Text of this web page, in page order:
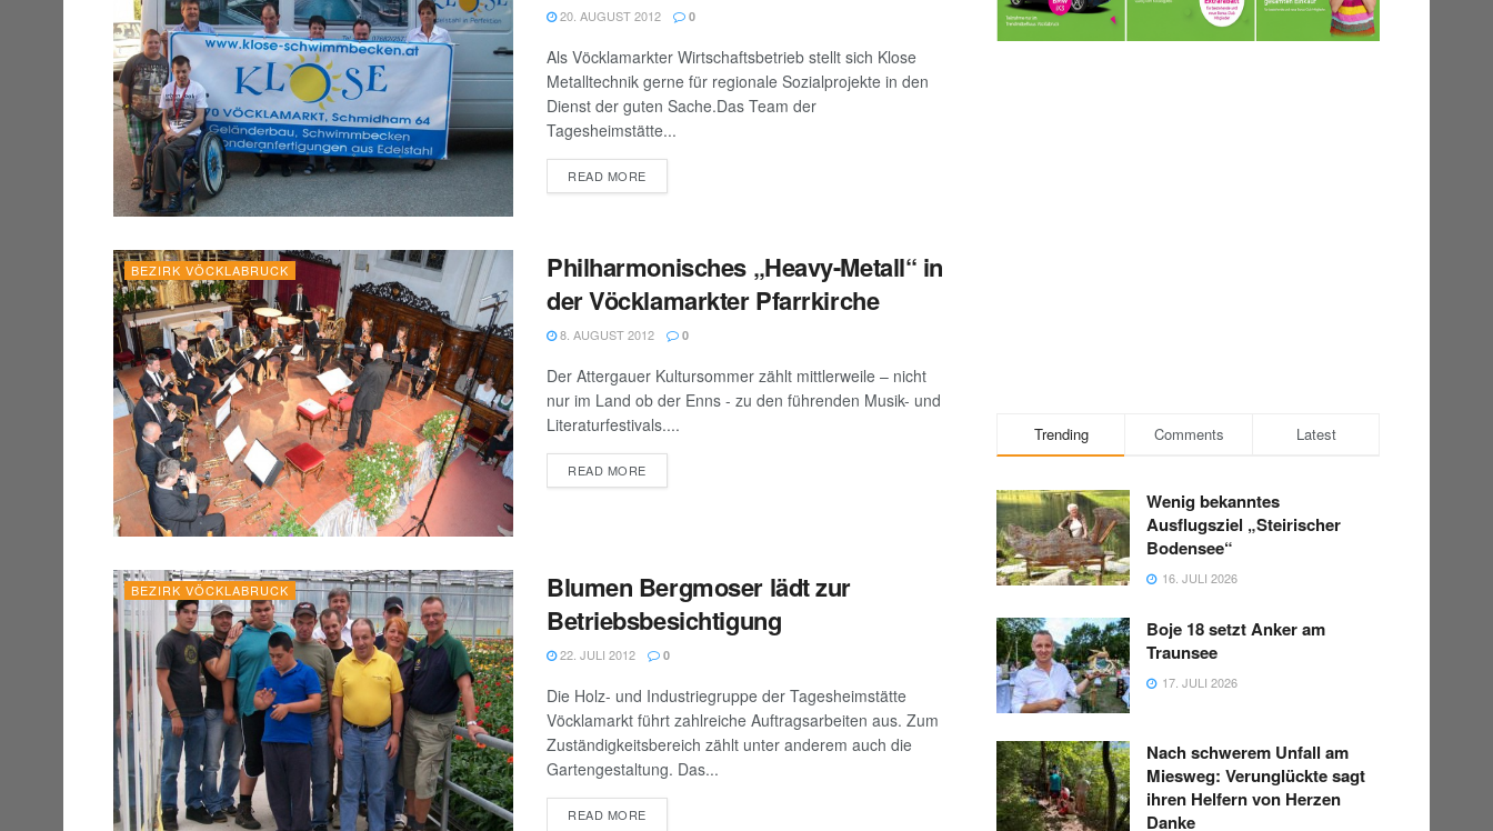
20. AUGUST 2012 0
Als Vöcklamarkter Wirtschaftsbetrieb stellt sich Klose
Metalltechnik gerne für regionale Sozialprojekte in den
Dienst der guten Sache.Das Team der
Tagesheimstätte...
READ MOREDETAILS
BEZIRK VÖCKLABRUCK
Philharmonisches „Heavy-Metall“ in
der Vöcklamarkter Pfarrkirche
8. AUGUST 2012 0
Der Attergauer Kultursommer zählt mittlerweile – nicht
nur im Land ob der Enns - zu den führenden Musik- und
Literaturfestivals....
READ MOREDETAILS
BEZIRK VÖCKLABRUCK
Blumen Bergmoser lädt zur
Betriebsbesichtigung
22. JULI 2012 0
Die Holz- und Industriegruppe der Tagesheimstätte
Vöcklamarkt führt zahlreiche Auftragsarbeiten aus. Zum
Zuständigkeitsbereich zählt unter anderem auch die
Gartengestaltung. Das...
READ MOREDETAILS
Trending Comments Latest
Wenig bekanntes
Ausflugsziel „Steirischer
Bodensee“
16. JULI 2026
Boje 18 setzt Anker am
Traunsee
17. JULI 2026
Nach schwerem Unfall am
Miesweg: Verunglückte sagt
ihren Helfern von Herzen
Danke